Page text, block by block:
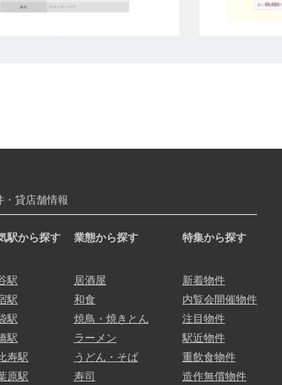
・貸店舗情報
駅から探す
駅
駅
駅
駅
寿駅
原駅
業態から探す
居酒屋
和食
焼鳥・焼きとん
ラーメン
うどん・そば
寿司
特集から探す
新着物件
内覧会開催物件
注目物件
駅近物件
重飲食物件
造作無償物件